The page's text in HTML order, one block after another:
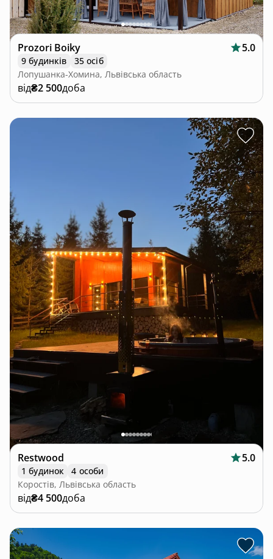
Prozori Boiky 5.0
9 будинків
35 осіб
Лопушанка-Хомина, Львівська область
від₴2 500доба
Restwood 5.0
1 будинок
4 особи
Коростів, Львівська область
від₴4 500доба